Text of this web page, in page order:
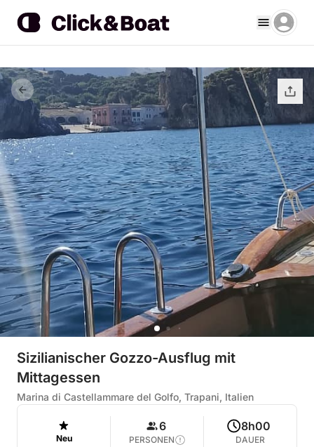
Sizilianischer Gozzo-Ausflug mit
Mittagessen
Marina di Castellammare del Golfo, Trapani, Italien
Neu
6
PERSONEN
8h00
DAUER